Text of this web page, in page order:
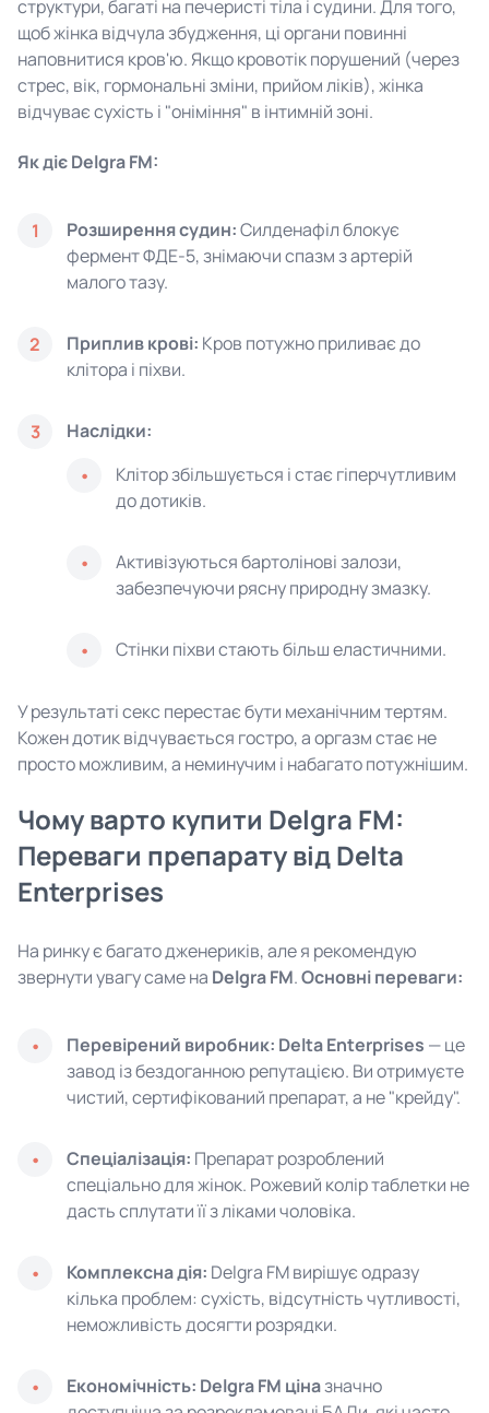
структури, багаті на печеристі тіла і судини. Для того,
щоб жінка відчула збудження, ці органи повинні
наповнитися кров'ю. Якщо кровотік порушений (через
стрес, вік, гормональні зміни, прийом ліків), жінка
відчуває сухість і "оніміння" в інтимній зоні.
Як діє Delgra FM:
1 Розширення судин:Силденафіл блокує
фермент ФДЕ-5, знімаючи спазм з артерій
малого тазу.
2 Приплив крові: Кров потужно приливає до
клітора і піхви.
3
Наслідки:
Клітор збільшується і стає гіперчутливим
до дотиків.
Активізуються бартолінові залози,
забезпечуючи рясну природну змазку.
Стінки піхви стають більш еластичними.
У результаті секс перестає бути механічним тертям.
Кожен дотик відчувається гостро, а оргазм стає не
просто можливим, а неминучим і набагато потужнішим.
Чому варто купити Delgra FM:
Переваги препарату від Delta
Enterprises
На ринку є багато дженериків, але я рекомендую
звернути увагу саме на Delgra FM.Основні переваги:
Перевірений виробник: Delta Enterprises — це
завод із бездоганною репутацією. Ви отримуєте
чистий, сертифікований препарат, а не "крейду".
Спеціалізація: Препарат розроблений
спеціально для жінок. Рожевий колір таблетки не
дасть сплутати її з ліками чоловіка.
Комплексна дія: Delgra FM вирішує одразу
кілька проблем: сухість, відсутність чутливості,
неможливість досягти розрядки.
Економічність: Delgra FM ціназначно